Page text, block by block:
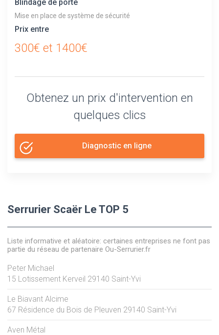
Blindage de porte
Mise en place de système de sécurité
Prix entre
300€ et 1400€
Obtenez un prix d'intervention en
quelques clics
Diagnostic en ligne
Serrurier Scaër Le TOP 5
Liste informative et aléatoire: certaines entreprises ne font pas
partie du réseau de partenaire Ou-Serrurier.fr
Peter Michael
15 Lotissement Kerveil 29140 Saint-Yvi
Le Biavant Alcime
67 Résidence du Bois de Pleuven 29140 Saint-Yvi
Aven Métal